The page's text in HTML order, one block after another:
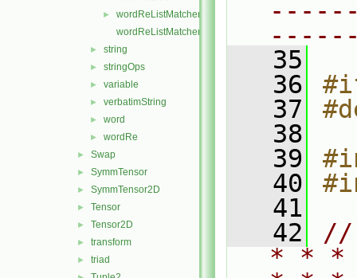
►
wordReListMatcher.H
wordReListMatcherI.H
► string
► stringOps
► variable
► verbatimString
► word
► wordRe
► Swap
► SymmTensor
► SymmTensor2D
► Tensor
► Tensor2D
► transform
► triad
   35
   36
   37
   38
   39
   40
   41
   42
//
* * *